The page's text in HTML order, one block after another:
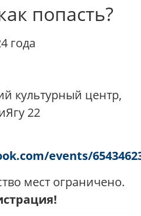
попасть?
года
культурный центр,
22
events/
мест ограничено.